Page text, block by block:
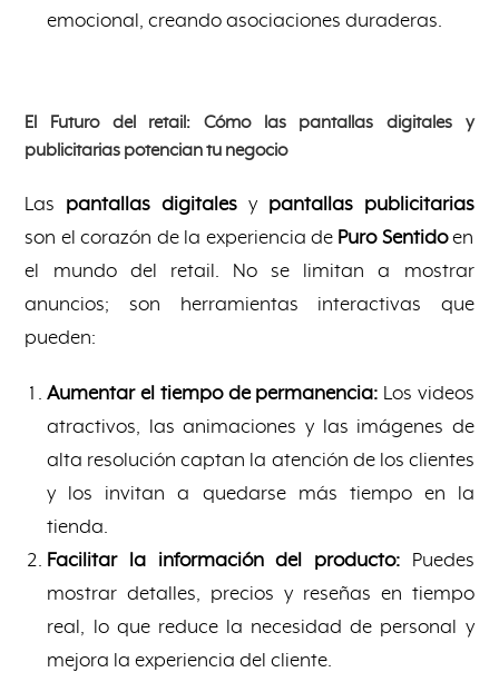
emocional, creando asociaciones duraderas.
El Futuro del retail: Cómo las pantallas digitales y
publicitarias potencian tu negocio
Las pantallas digitales y pantallas publicitarias
son el corazón de la experiencia de Puro Sentidoen
el mundo del retail. No se limitan a mostrar
anuncios; son herramientas interactivas que
pueden:
Aumentar el tiempo de permanencia: Los videos
atractivos, las animaciones y las imágenes de
alta resolución captan la atención de los clientes
y los invitan a quedarse más tiempo en la
tienda.
Facilitar la información del producto:Puedes
mostrar detalles, precios y reseñas en tiempo
real, lo que reduce la necesidad de personal y
mejora la experiencia del cliente.